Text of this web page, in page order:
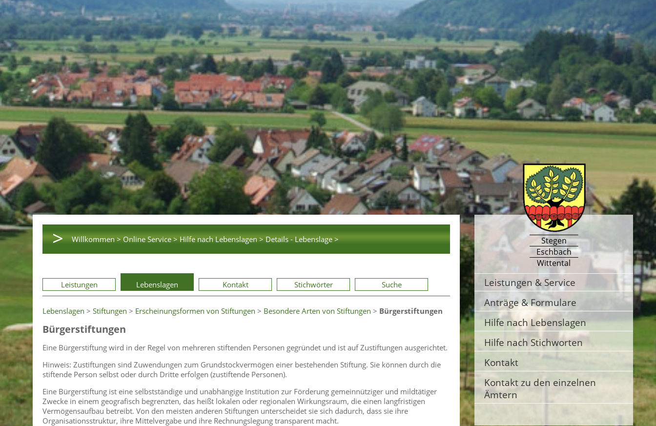
> Willkommen > Online Service > Hilfe nach Lebenslagen > Details - Lebenslage >
Leistungen Lebenslagen Kontakt Stichwörter Suche
Lebenslagen > Stiftungen > Erscheinungsformen von Stiftungen > Besondere Arten von Stiftungen > Bürgerstiftungen
Bürgerstiftungen
Eine Bürgerstiftung wird in der Regel von mehreren stiftenden Personen gegründet und ist auf Zustiftungen ausgerichtet.
Hinweis: Zustiftungen sind Zuwendungen zum Grundstockvermögen einer bestehenden Stiftung. Sie können durch die
stiftende Person selbst oder durch Dritte erfolgen (zustiftende Personen).
Eine Bürgerstiftung ist eine selbstständige und unabhängige Institution zur Förderung gemeinnütziger und mildtätiger
Zwecke in einem geografisch begrenzten, das heißt lokalen oder regionalen Wirkungsraum, die einen langfristigen
Vermögensaufbau betreibt. Von den meisten anderen Stiftungen unterscheidet sie sich dadurch, dass sie ihre
Organisationsstruktur, ihre Mittelvergabe und ihre Rechnungslegung transparent macht.
Stegen
Eschbach
Wittental
Leistungen & Service
Anträge & Formulare
Hilfe nach Lebenslagen
Hilfe nach Stichworten
Kontakt
Kontakt zu den einzelnen
Ämtern